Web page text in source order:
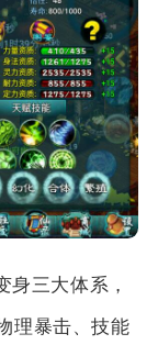
身三大体系，
理暴击、技能